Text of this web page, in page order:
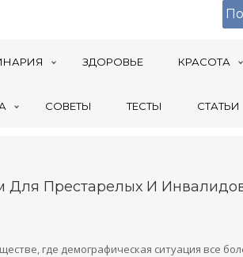
ЗДОРОВЬЕ КРАСОТА
СОВЕТЫ ТЕСТЫ СТАТЬИ
Для Престарелых И
где демографическая ситуация все